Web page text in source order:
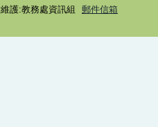
護:教務處資訊組 郵件信箱